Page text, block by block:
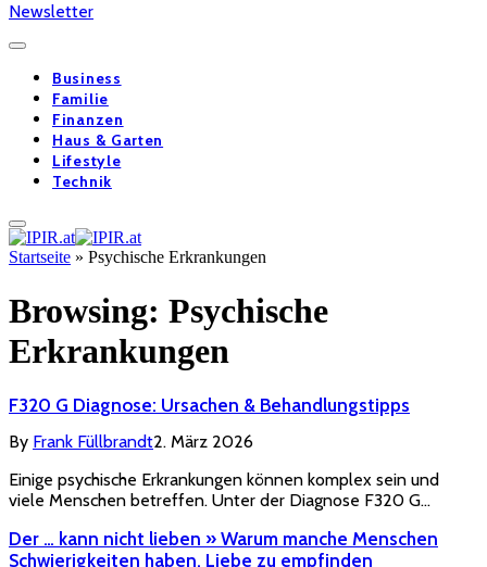
Newsletter
Business
Familie
Finanzen
Haus & Garten
Lifestyle
Technik
Startseite » Psychische Erkrankungen
Browsing: Psychische
Erkrankungen
F320 G Diagnose: Ursachen & Behandlungstipps
By Frank Füllbrandt2. März 2026
Einige psychische Erkrankungen können komplex sein und
viele Menschen betreffen. Unter der Diagnose F320 G…
Der … kann nicht lieben » Warum manche Menschen
Schwierigkeiten haben, Liebe zu empfinden